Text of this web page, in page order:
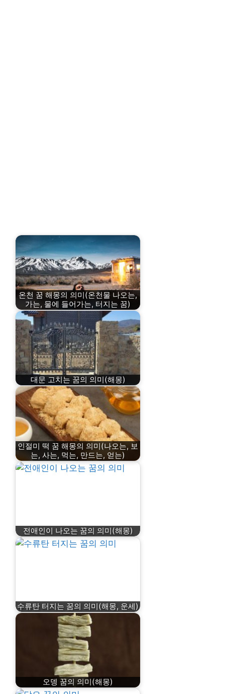
온천 꿈 해몽의 의미(온천물 나오는,
가는, 물에 들어가는, 터지는 꿈)
대문 고치는 꿈의 의미(해몽)
인절미 떡 꿈 해몽의 의미(나오는, 보
는, 사는, 먹는, 만드는, 얻는)
전애인이 나오는 꿈의 의미(해몽)
수류탄 터지는 꿈의 의미(해몽, 운세)
오뎅 꿈의 의미(해몽)